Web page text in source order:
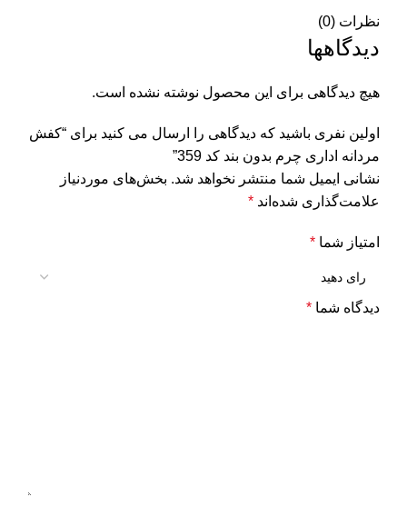
نظرات (0)
دیدگاهها
هیچ دیدگاهی برای این محصول نوشته نشده است.
اولین نفری باشید که دیدگاهی را ارسال می کنید برای “کفش
مردانه اداری چرم بدون بند کد 359”
نشانی ایمیل شما منتشر نخواهد شد. بخش‌های موردنیاز
علامت‌گذاری شده‌اند *
امتیاز شما *
دیدگاه شما *